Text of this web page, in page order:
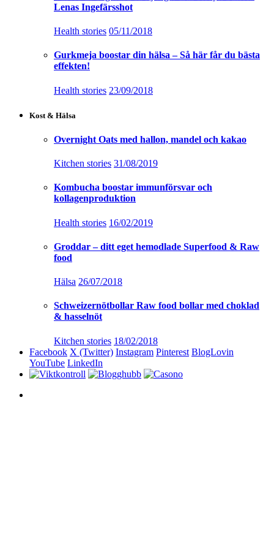
Lenas Ingefärsshot
Health stories 05/11/2018
Gurkmeja boostar din hälsa – Så här får du bästa
effekten!
Health stories 23/09/2018
Kost & Hälsa
Overnight Oats med hallon, mandel och kakao
Kitchen stories 31/08/2019
Kombucha boostar immunförsvar och
kollagenproduktion
Health stories 16/02/2019
Groddar – ditt eget hemodlade Superfood & Raw
food
Hälsa 26/07/2018
Schweizernötbollar Raw food bollar med choklad
& hasselnöt
Kitchen stories 18/02/2018
Facebook X (Twitter) Instagram Pinterest BlogLovin
YouTube LinkedIn